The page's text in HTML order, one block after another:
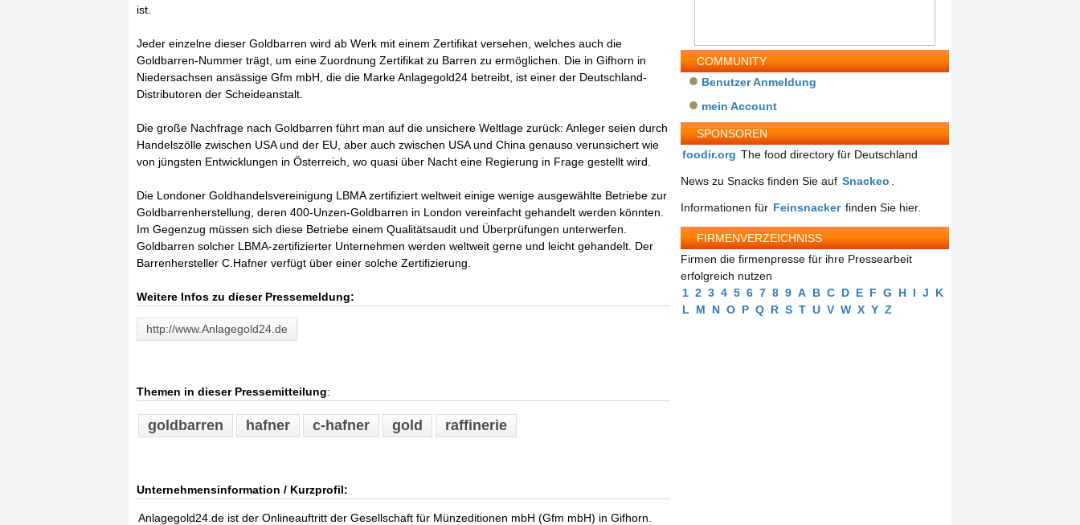
ist.
Jeder einzelne dieser Goldbarren wird ab Werk mit einem Zertifikat versehen, welches auch die
Goldbarren-Nummer trägt, um eine Zuordnung Zertifikat zu Barren zu ermöglichen. Die in Gifhorn in
Niedersachsen ansässige Gfm mbH, die die Marke Anlagegold24 betreibt, ist einer der Deutschland-
Distributoren der Scheideanstalt.
Die große Nachfrage nach Goldbarren führt man auf die unsichere Weltlage zurück: Anleger seien durch
Handelszölle zwischen USA und der EU, aber auch zwischen USA und China genauso verunsichert wie
von jüngsten Entwicklungen in Österreich, wo quasi über Nacht eine Regierung in Frage gestellt wird.
Die Londoner Goldhandelsvereinigung LBMA zertifiziert weltweit einige wenige ausgewählte Betriebe zur
Goldbarrenherstellung, deren 400-Unzen-Goldbarren in London vereinfacht gehandelt werden könnten.
Im Gegenzug müssen sich diese Betriebe einem Qualitätsaudit und Überprüfungen unterwerfen.
Goldbarren solcher LBMA-zertifizierter Unternehmen werden weltweit gerne und leicht gehandelt. Der
Barrenhersteller C.Hafner verfügt über einer solche Zertifizierung.
Weitere Infos zu dieser Pressemeldung:
http://www.Anlagegold24.de
Themen in dieser Pressemitteilung:
goldbarren hafner c-hafner gold raffinerie
Unternehmensinformation / Kurzprofil:
Anlagegold24.de ist der Onlineauftritt der Gesellschaft für Münzeditionen mbH (Gfm mbH) in Gifhorn.
COMMUNITY
Benutzer Anmeldung
mein Account
SPONSOREN
foodir.org The food directory für Deutschland
News zu Snacks finden Sie auf Snackeo
Informationen für Feinsnacker finden Sie hier.
FIRMENVERZEICHNISS
Firmen die firmenpresse für ihre Pressearbeit
erfolgreich nutzen
1 2 3 4 5 6 7 8 9 A B C D E F G H I J
K
L
M N O P Q R S T U V W X Y Z